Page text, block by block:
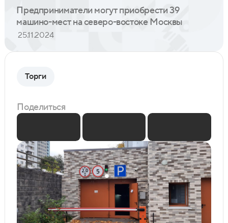
Предприниматели могут приобрести 39
машино-мест на северо-востоке Москвы
25.11.2024
Торги
Поделиться